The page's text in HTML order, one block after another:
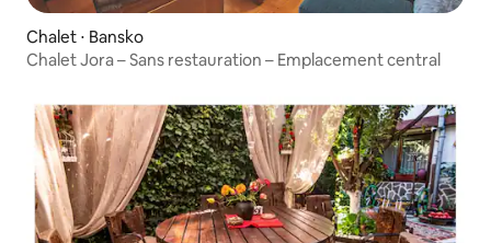
Chalet ⋅ Bansko
Chalet Jora – Sans restauration – Emplacement central